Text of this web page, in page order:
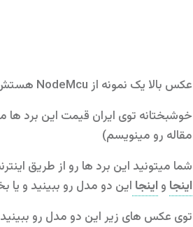
عکس بالا یک نمونه از NodeMcu هستش .این برد ها به صورت درونی روشون سخت افزار wifi تعبیه شده .
مقاله رو مینویسم)
شما میتونید این برد ها رو از طریق اینترنت هم سفارش بدید .توی
اینجا واینجا این دو مدل رو ببینید و یا
توی عکس های زیر این دو مدل رو